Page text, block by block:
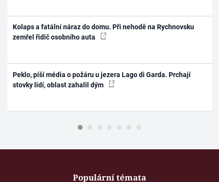
Kolaps a fatální náraz do domu. Při nehodě na Rychnovsku
zemřel řidič osobního auta
Peklo, píší média o požáru u jezera Lago di Garda. Prchají
stovky lidí, oblast zahalil dým
Populární témata